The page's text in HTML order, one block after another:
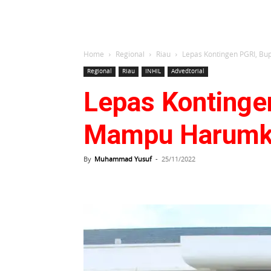
Home Regional Riau Lepas Kontingen PGRI,
Regional Riau INHIL Advedtorial
Lepas
Mampu
By Muhammad Yusuf - 25/11/2022